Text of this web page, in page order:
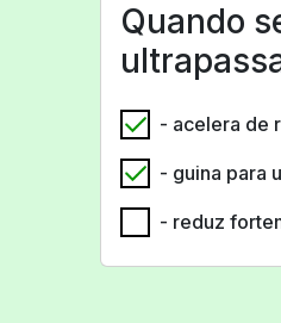
Quando
- acelera de
- guina para
- reduz